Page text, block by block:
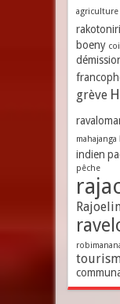
agriculture
boeny coi
grève
mahajanga
indien
pêche